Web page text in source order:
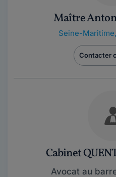
Maître
Seine-Maritime,
Contacter
Cabinet
Avocat au